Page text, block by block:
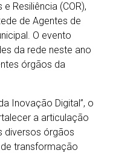
Resiliência (COR),
de Agentes de
O evento
da rede neste ano
órgãos da
Inovação Digital”, o
a articulação
diversos órgãos
transformação